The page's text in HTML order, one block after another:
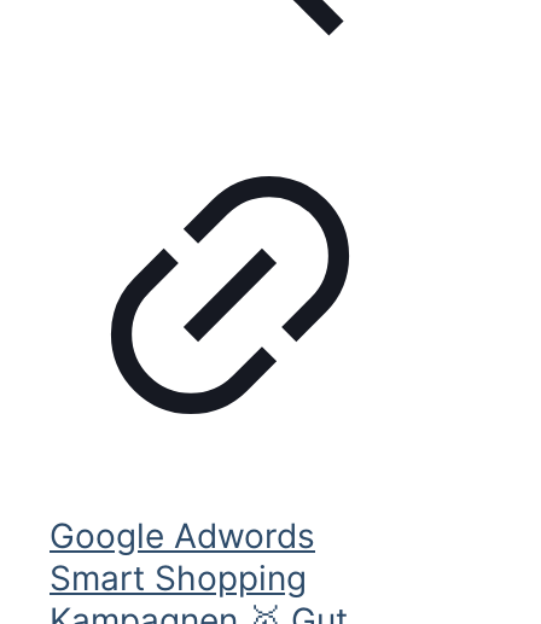
Google Adwords
Smart Shopping